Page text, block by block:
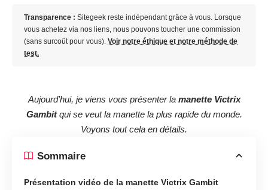
Transparence : Sitegeek reste indépendant grâce à vous. Lorsque
vous achetez via nos liens, nous pouvons toucher une commission
(sans surcoût pour vous). Voir notre éthique et notre méthode de
test.
Aujourd’hui, je viens vous présenter la manette Victrix
Gambitqui se veut la manette la plus rapide du monde.
Voyons tout cela en détails.
Sommaire
Présentation vidéo de la manette Victrix Gambit